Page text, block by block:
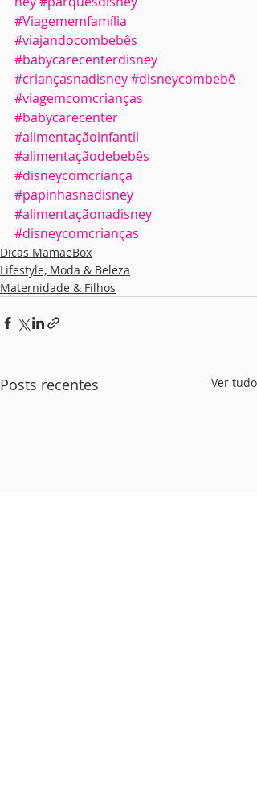
#Viagememfamília
#viajandocombebês
#babycarecenterdisney
#criançasnadisney#disneycombebê
#viagemcomcrianças
#babycarecenter
#alimentaçãoinfantil
#alimentaçãodebebês
#disneycomcriança
#papinhasnadisney
#alimentaçãonadisney
#disneycomcrianças
Dicas MamãeBox
Lifestyle, Moda & Beleza
Maternidade & Filhos
Posts recentes Ver tudo